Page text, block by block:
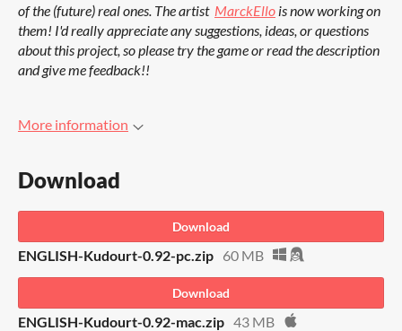
ofthe (future) real ones. The artist MarckEllo is now working on
them! I'd really appreciateany suggestions, ideas, or questions
about this project, so please try the game or read the description
and give me feedback!!
More information
Download
Download
ENGLISH-Kudourt-0.92-pc.zip 60 MB
Download
ENGLISH-Kudourt-0.92-mac.zip 43 MB